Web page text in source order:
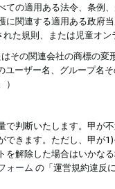
ての適用ある法令、条例
関連する適用ある政府
た規則、または児童オン
その関連会社の商標の
ユーザー名、グループ名
で判断いたします。甲が
できます。ただし、甲が
を解除した場合はいかな
ォーム の「運営規約違反